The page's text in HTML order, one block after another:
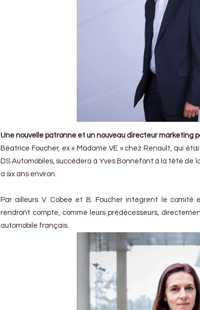
Une nouvelle patronne et un nouveau directeur marketing
Béatrice Foucher, ex « Madame VE » chez Renault, qui
DS Automobiles, succédera à Yves Bonnefont à la tête de
a six ans environ.
Par ailleurs V. Cobee et B. Foucher intègrent le comité
rendront compte, comme leurs prédécesseurs,
automobile français.